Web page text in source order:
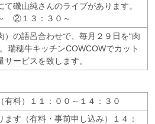
て磯山純さんのライブがあります。
②１３：３０～
）の語呂合わせで、毎月２９日を“肉
瑞穂牛キッチンCOWCOWでカット
サービスを致します。
有料）１１：００～１４：３０
ます（有料・事前申し込み）１４：